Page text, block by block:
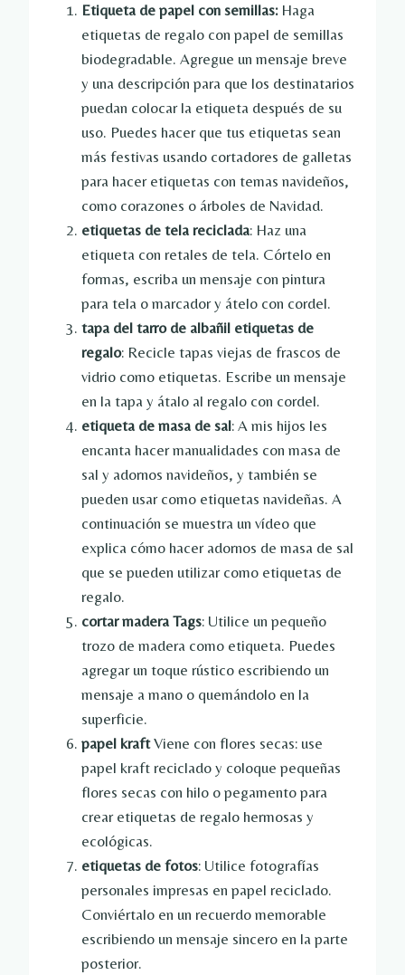
Etiqueta de papel con semillas:Haga
etiquetas de regalo con papel de semillas
biodegradable. Agregue un mensaje breve
y una descripción para que los destinatarios
puedan colocar la etiqueta después de su
uso. Puedes hacer que tus etiquetas sean
más festivas usando cortadores de galletas
para hacer etiquetas con temas navideños,
como corazones o árboles de Navidad.
etiquetas de tela reciclada: Haz una
etiqueta con retales de tela. Córtelo en
formas, escriba un mensaje con pintura
para tela o marcador y átelo con cordel.
tapa del tarro de albañil etiquetas de
regalo: Recicle tapas viejas de frascos de
vidrio como etiquetas. Escribe un mensaje
en la tapa y átalo al regalo con cordel.
etiqueta de masa de sal: A mis hijos les
encanta hacer manualidades con masa de
sal y adornos navideños, y también se
pueden usar como etiquetas navideñas. A
continuación se muestra un vídeo que
explica cómo hacer adornos de masa de sal
que se pueden utilizar como etiquetas de
regalo.
cortar madera Tags: Utilice un pequeño
trozo de madera como etiqueta. Puedes
agregar un toque rústico escribiendo un
mensaje a mano o quemándolo en la
superficie.
papel kraftViene con flores secas: use
papel kraft reciclado y coloque pequeñas
flores secas con hilo o pegamento para
crear etiquetas de regalo hermosas y
ecológicas.
etiquetas de fotos: Utilice fotografías
personales impresas en papel reciclado.
Conviértalo en un recuerdo memorable
escribiendo un mensaje sincero en la parte
posterior.